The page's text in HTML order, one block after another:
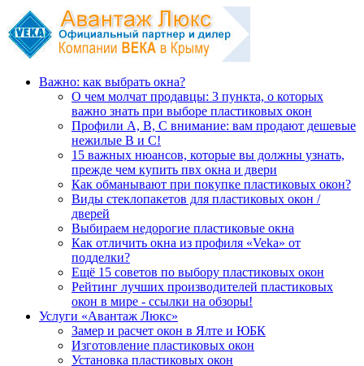
Важно: как выбрать окна?
О чем молчат продавцы: 3 пункта, о которых
важно знать при выборе пластиковых окон
Профили А, В, С внимание: вам продают дешевые
нежилые В и С!
15 важных нюансов, которые вы должны узнать,
прежде чем купить пвх окна и двери
Как обманывают при покупке пластиковых окон?
Виды стеклопакетов для пластиковых окон /
дверей
Выбираем недорогие пластиковые окна
Как отличить окна из профиля «Veka» от
подделки?
Ещё 15 советов по выбору пластиковых окон
Рейтинг лучших производителей пластиковых
окон в мире - ссылки на обзоры!
Услуги «Авантаж Люкс»
Замер и расчет окон в Ялте и ЮБК
Изготовление пластиковых окон
Установка пластиковых окон